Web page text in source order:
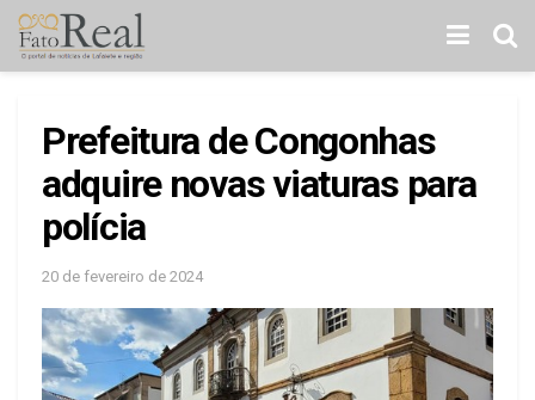
Prefeitura de Congonhas
adquire novas viaturas para
polícia
20 de fevereiro de 2024